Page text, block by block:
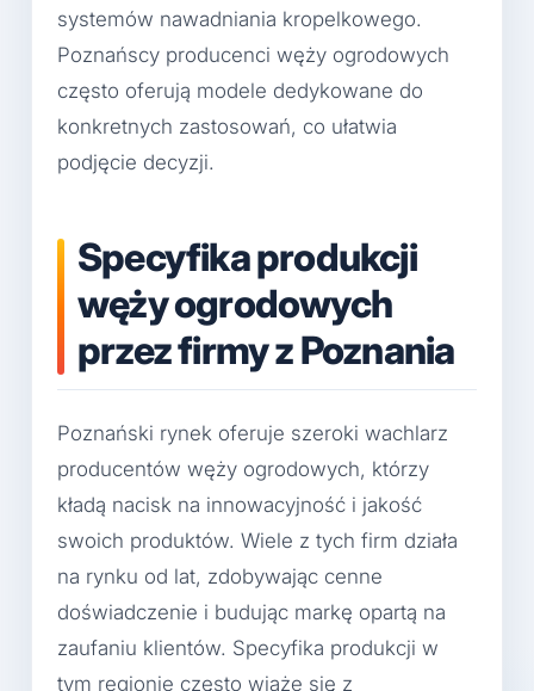
systemów nawadniania kropelkowego.
Poznańscy producenci węży ogrodowych
często oferują modele dedykowane do
konkretnych zastosowań, co ułatwia
podjęcie decyzji.
Specyfika produkcji
węży ogrodowych
przez firmy z Poznania
Poznański rynek oferuje szeroki wachlarz
producentów węży ogrodowych, którzy
kładą nacisk na innowacyjność i jakość
swoich produktów. Wiele z tych firm działa
na rynku od lat, zdobywając cenne
doświadczenie i budując markę opartą na
zaufaniu klientów. Specyfika produkcji w
tym regionie często wiąże się z